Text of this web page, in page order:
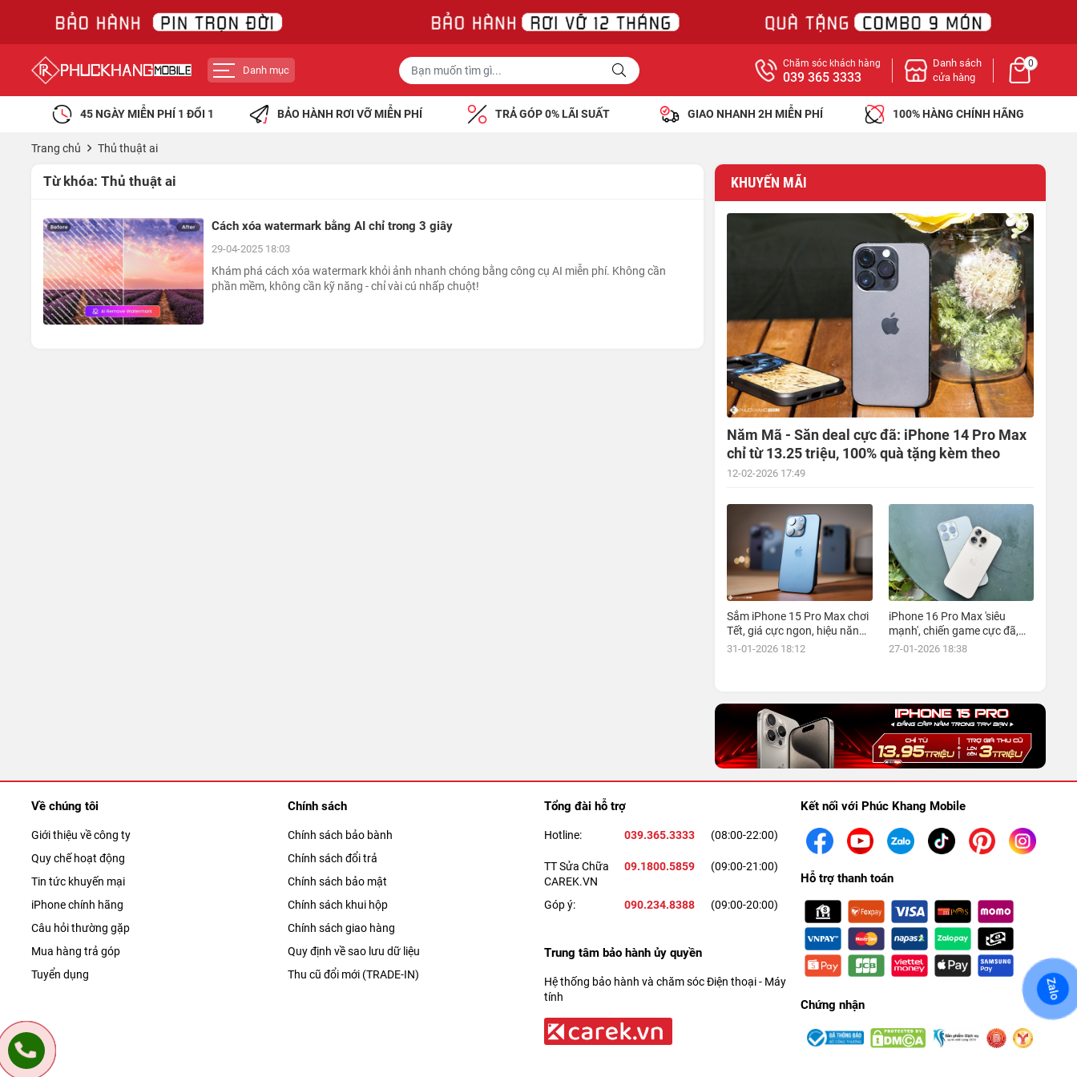
Danh mục
Chăm sóc khách hàng
039 365 3333
Danh sách
cửa hàng
0
45 NGÀY MIỄN PHÍ 1 ĐỔI 1 BẢO HÀNH RƠI VỠ MIỄN PHÍ TRẢ GÓP 0% LÃI SUẤT GIAO NHANH 2H MIỄN PHÍ 100% HÀNG CHÍNH HÃNG
Trang chủ Thủ thuật ai
Từ khóa: Thủ thuật ai
Cách xóa watermark bằng AI chỉ trong 3 giây
29-04-2025 18:03
Khám phá cách xóa watermark khỏi ảnh nhanh chóng bằng công cụ AI miễn phí. Không cần
phần mềm, không cần kỹ năng - chỉ vài cú nhấp chuột!
KHUYẾN MÃI
Năm Mã - Săn deal cực đã: iPhone 14 Pro Max
chỉ từ 13.25 triệu, 100% quà tặng kèm theo
12-02-2026 17:49
Sắm iPhone 15 Pro Max chơi
Tết, giá cực ngon, hiệu năng
đỉnh, kèm nhiều ưu đãi, mua
31-01-2026 18:12
iPhone 16 Pro Max 'siêu
mạnh', chiến game cực đã,
giá siêu hợp lý, mua ngay!
27-01-2026 18:38
Về chúng tôi
Giới thiệu về công ty
Quy chế hoạt động
Tin tức khuyến mại
iPhone chính hãng
Câu hỏi thường gặp
Mua hàng trả góp
Tuyển dụng
Chính sách
Chính sách bảo bành
Chính sách đổi trả
Chính sách bảo mật
Chính sách khui hộp
Chính sách giao hàng
Quy định về sao lưu dữ liệu
Thu cũ đổi mới (TRADE-IN)
Tổng đài hỗ trợ
Hotline: 039.365.3333 (08:00-22:00)
TT Sửa Chữa
CAREK.VN
09.1800.5859 (09:00-21:00)
Góp ý: 090.234.8388 (09:00-20:00)
Trung tâm bảo hành ủy quyền
Hệ thống bảo hành và chăm sóc Điện thoại - Máy
tính
Kết nối với Phúc Khang Mobile
Hỗ trợ thanh toán
Chứng nhận
Zalo